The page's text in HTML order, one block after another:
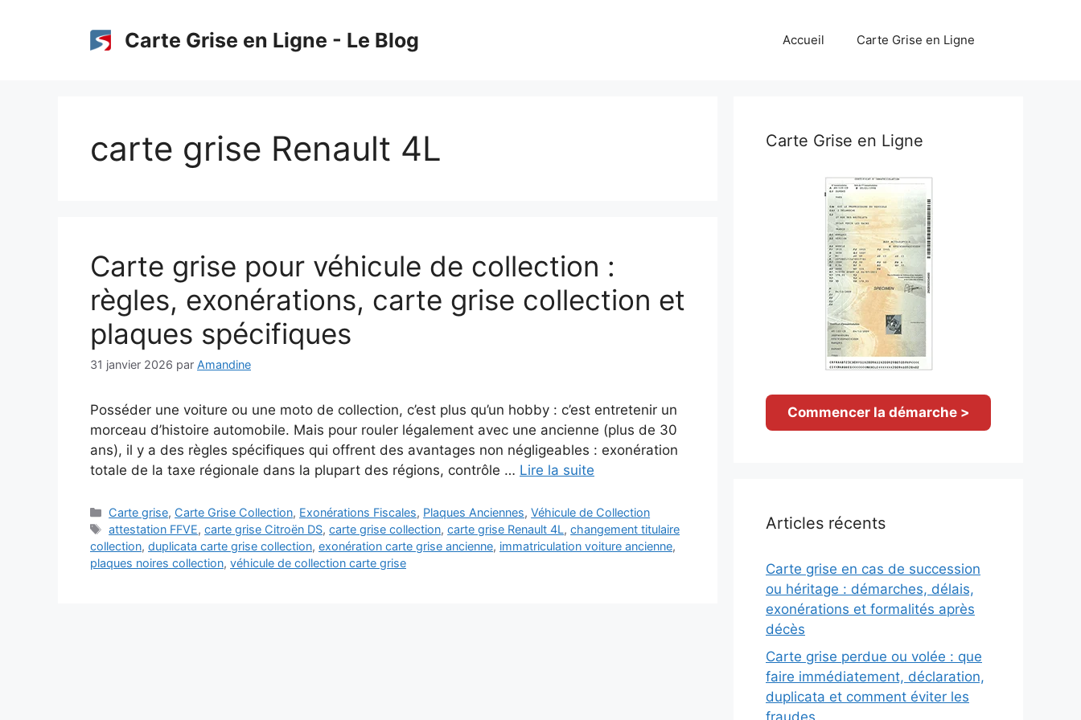
Carte Grise en Ligne - Le Blog Accueil Carte Grise en Ligne
carte grise Renault 4L
Carte grise pour véhicule de collection :
règles, exonérations, carte grise collection et
plaques spécifiques
31 janvier 2026 par Amandine
Posséder une voiture ou une moto de collection, c’est plus qu’un hobby : c’est entretenir un
morceau d’histoire automobile. Mais pour rouler légalement avec une ancienne (plus de 30
ans), il y a des règles spécifiques qui offrent des avantages non négligeables : exonération
totale de la taxe régionale dans la plupart des régions, contrôle … Lire la suite
Catégories
Carte grise, Carte Grise Collection, Exonérations Fiscales, Plaques Anciennes,Véhicule de Collection
Étiquettes
attestation FFVE,carte grise Citroën DS,carte grise collection,carte grise Renault 4L,changement titulaire
collection, duplicata carte grise collection, exonération carte grise ancienne, immatriculation voiture ancienne,
plaques noires collection, véhicule de collection carte grise
Carte Grise en Ligne
Commencer la démarche >
Articles récents
Carte grise en cas de succession
ou héritage : démarches, délais,
exonérations et formalités après
décès
Carte grise perdue ou volée : que
faire immédiatement, déclaration,
duplicata et comment éviter les
fraudes